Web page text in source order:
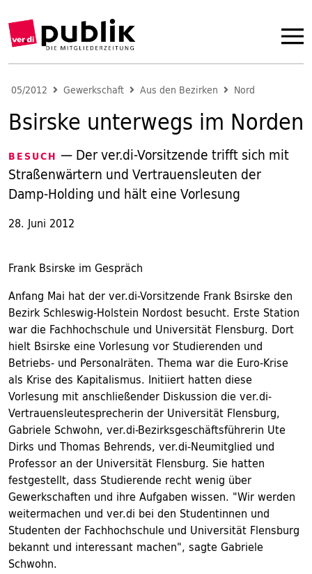
05/2012 Gewerkschaft Aus den Bezirken Nord
Bsirske unterwegs im Norden
BESUCH — Der ver.di-Vorsitzende trifft sich mit
Straßenwärtern und Vertrauensleuten der
Damp-Holding und hält eine Vorlesung
28. Juni 2012
Frank Bsirske im Gespräch
Anfang Mai hat der ver.di-Vorsitzende Frank Bsirske den
Bezirk Schleswig-Holstein Nordost besucht. Erste Station
war die Fachhochschule und Universität Flensburg. Dort
hielt Bsirske eine Vorlesung vor Studierenden und
Betriebs- und Personalräten. Thema war die Euro-Krise
als Krise des Kapitalismus. Initiiert hatten diese
Vorlesung mit anschließender Diskussion die ver.di-
Vertrauensleutesprecherin der Universität Flensburg,
Gabriele Schwohn, ver.di-Bezirksgeschäftsführerin Ute
Dirks und Thomas Behrends, ver.di-Neumitglied und
Professor an der Universität Flensburg. Sie hatten
festgestellt, dass Studierende recht wenig über
Gewerkschaften und ihre Aufgaben wissen. "Wir werden
weitermachen und ver.di bei den Studentinnen und
Studenten der Fachhochschule und Universität Flensburg
bekannt und interessant machen", sagte Gabriele
Schwohn.